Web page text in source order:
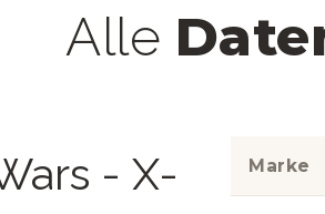
Alle
Marke